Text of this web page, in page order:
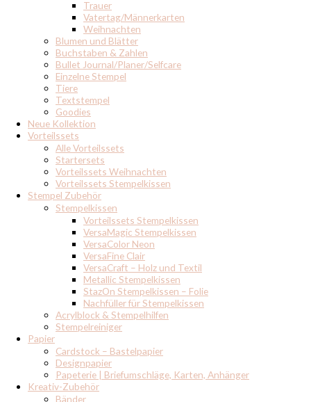
Trauer
Vatertag/Männerkarten
Weihnachten
Blumen und Blätter
Buchstaben & Zahlen
Bullet Journal/Planer/Selfcare
Einzelne Stempel
Tiere
Textstempel
Goodies
Neue Kollektion
Vorteilssets
Alle Vorteilssets
Startersets
Vorteilssets Weihnachten
Vorteilssets Stempelkissen
Stempel Zubehör
Stempelkissen
Vorteilssets Stempelkissen
VersaMagic Stempelkissen
VersaColor Neon
VersaFine Clair
VersaCraft – Holz und Textil
Metallic Stempelkissen
StazOn Stempelkissen – Folie
Nachfüller für Stempelkissen
Acrylblock & Stempelhilfen
Stempelreiniger
Papier
Cardstock – Bastelpapier
Designpapier
Papeterie | Briefumschläge, Karten, Anhänger
Kreativ-Zubehör
Bänder